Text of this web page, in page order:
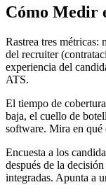
Cómo Medir
Rastrea tres métricas:
del recruiter
experiencia del
ATS.
El tiempo de
baja, el cuello de
software. Mira en qué
Encuesta a los
después de la
integradas. Apunta a